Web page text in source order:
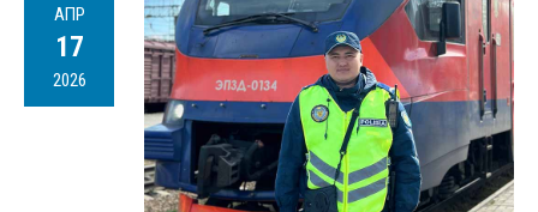
АПР
17
2026